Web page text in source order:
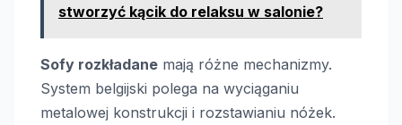
stworzyć kącik do relaksu w salonie?
Sofy rozkładane mają różne mechanizmy.
System belgijski polega na wyciąganiu
metalowej konstrukcji i rozstawianiu nóżek.